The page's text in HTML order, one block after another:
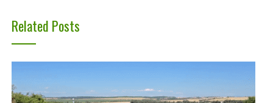
Related Posts